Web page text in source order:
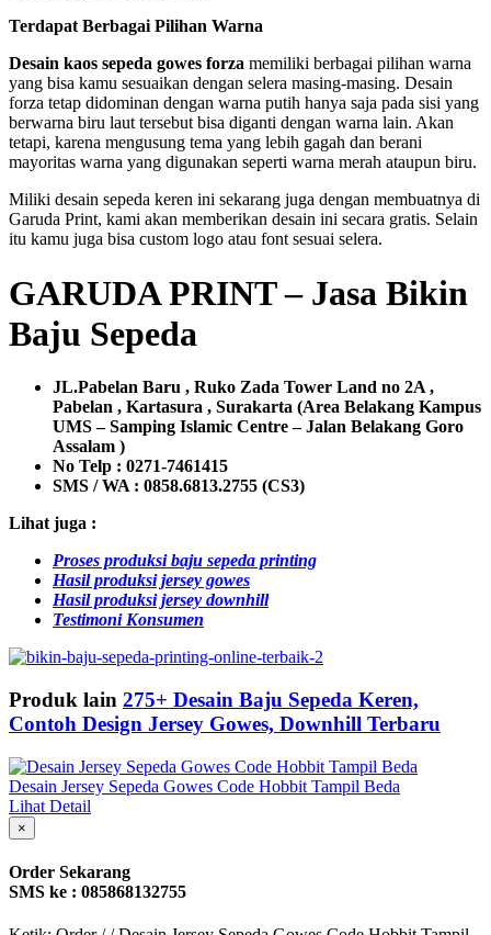
Terdapat Berbagai Pilihan Warna
Desain kaos sepeda gowes forza memiliki berbagai pilihan warna
yang bisa kamu sesuaikan dengan selera masing-masing. Desain
forza tetap didominan dengan warna putih hanya saja pada sisi yang
berwarna biru laut tersebut bisa diganti dengan warna lain. Akan
tetapi, karena mengusung tema yang lebih gagah dan berani
mayoritas warna yang digunakan seperti warna merah ataupun biru.
Miliki desain sepeda keren ini sekarang juga dengan membuatnya di
Garuda Print, kami akan memberikan desain ini secara gratis. Selain
itu kamu juga bisa custom logo atau font sesuai selera.
GARUDA PRINT – Jasa Bikin
Baju Sepeda
JL.Pabelan Baru , Ruko Zada Tower Land no 2A ,
Pabelan , Kartasura , Surakarta (Area Belakang Kampus
UMS – Samping Islamic Centre – Jalan Belakang Goro
Assalam )
No Telp : 0271-7461415
SMS / WA : 0858.6813.2755 (CS3)
Lihat juga :
Proses produksi baju sepeda printing
Hasil produksi jersey gowes
Hasil produksi jersey downhill
Testimoni Konsumen
Produk lain 275+ Desain Baju Sepeda Keren,
Contoh Design Jersey Gowes, Downhill Terbaru
Desain Jersey Sepeda Gowes Code Hobbit Tampil Beda
Lihat Detail
×
Order Sekarang
SMS ke : 085868132755